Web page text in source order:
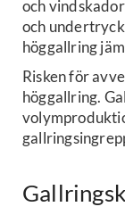
och
och
höggallring
Risken för
höggallring.